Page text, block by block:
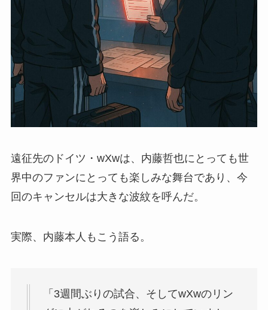
遠征先のドイツ・wXwは、内藤哲也にとっても世
界中のファンにとっても楽しみな舞台であり、今
回のキャンセルは大きな波紋を呼んだ。
実際、内藤本人もこう語る。
「3週間ぶりの試合、そしてwXwのリン